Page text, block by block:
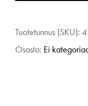
Tuotetunnus (SKU):
Osasto: Ei